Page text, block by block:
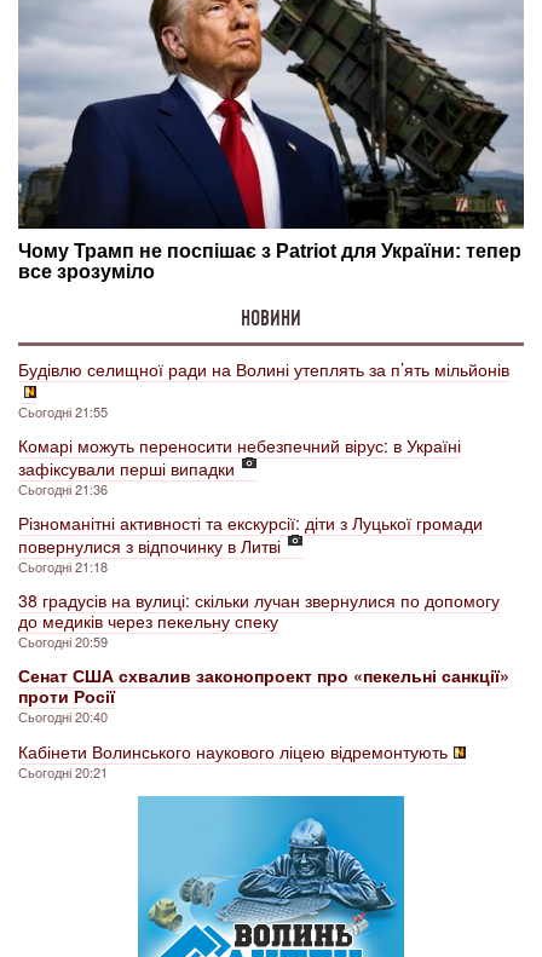
НОВИНИ
Будівлю селищної ради на Волині утеплять за п’ять мільйонів
Сьогодні 21:55
Комарі можуть переносити небезпечний вірус: в Україні
зафіксували перші випадки
Сьогодні 21:36
Різноманітні активності та екскурсії: діти з Луцької громади
повернулися з відпочинку в Литві
Сьогодні 21:18
38 градусів на вулиці: скільки лучан звернулися по допомогу
до медиків через пекельну спеку
Сьогодні 20:59
Сенат США схвалив законопроект про «пекельні санкції»
проти Росії
Сьогодні 20:40
Кабінети Волинського наукового ліцею відремонтують
Сьогодні 20:21